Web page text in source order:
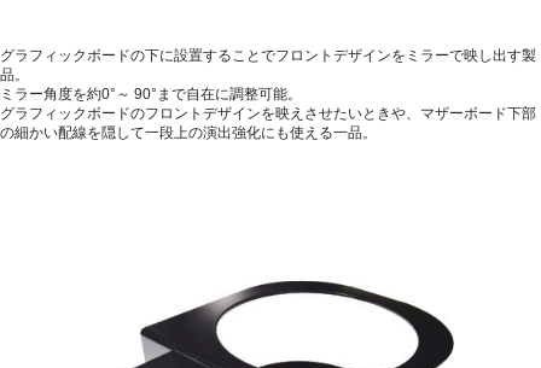
グラフィックボードの下に設置することでフロントデザインをミラーで映し出す製
品。
ミラー角度を約0°～ 90°まで自在に調整可能。
グラフィックボードのフロントデザインを映えさせたいときや、マザーボード下部
の細かい配線を隠して一段上の演出強化にも使える一品。